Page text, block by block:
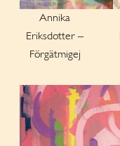
Annika
Eriksdotter –
Förgätmigej